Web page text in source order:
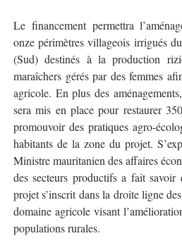
Le financement permettra
onze périmètres villageois irrigués
(Sud) destinés à la production
maraîchers gérés par des femmes
agricole. En plus des
sera mis en place pour restaurer
promouvoir des pratiques agro-
habitants de la zone du projet.
Ministre mauritanien des affaires
des secteurs productifs a fait
projet s’inscrit dans la droite ligne
domaine agricole visant
populations rurales.